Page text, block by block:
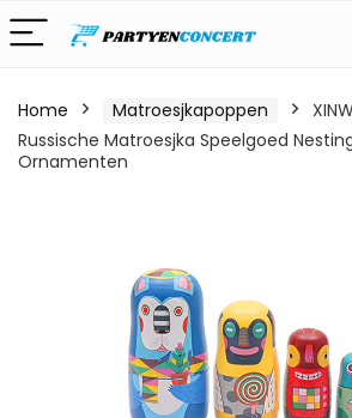
Home Matroesjkapoppen
Russische Matroesjka Speelgoed
Ornamenten